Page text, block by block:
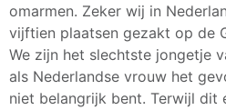
omarmen. Zeker wij in
vijftien plaatsen gezakt op de
We zijn het slechtste jongetje
als Nederlandse vrouw het
niet belangrijk bent. Terwijl dit